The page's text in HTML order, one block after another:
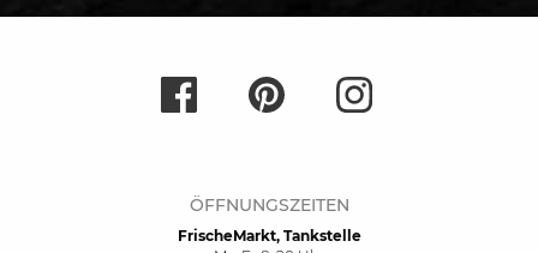
ÖFFNUNGSZEITEN
FrischeMarkt, Tankstelle